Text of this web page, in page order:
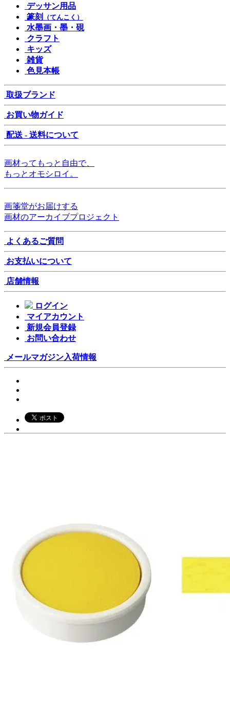
デッサン用品
篆刻
（てんこく）
水墨画・墨・硯
クラフト
キッズ
雑貨
色見本帳
取扱ブランド
お買い物ガイド
配送 - 送料について
画材ってもっと自由で、
もっとオモシロイ。
画箋堂がお届けする
画材のアーカイブプロジェクト
よくあるご質問
お支払いについて
店舗情報
ログイン
マイアカウント
新規会員登録
お問い合わせ
メールマガジン入荷情報